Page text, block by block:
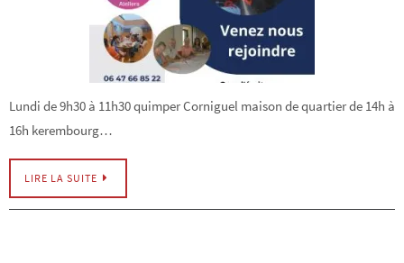
Lundi de 9h30 à 11h30 quimper Corniguel maison de quartier de 14h à
16h kerembourg…
LIRE LA SUITE